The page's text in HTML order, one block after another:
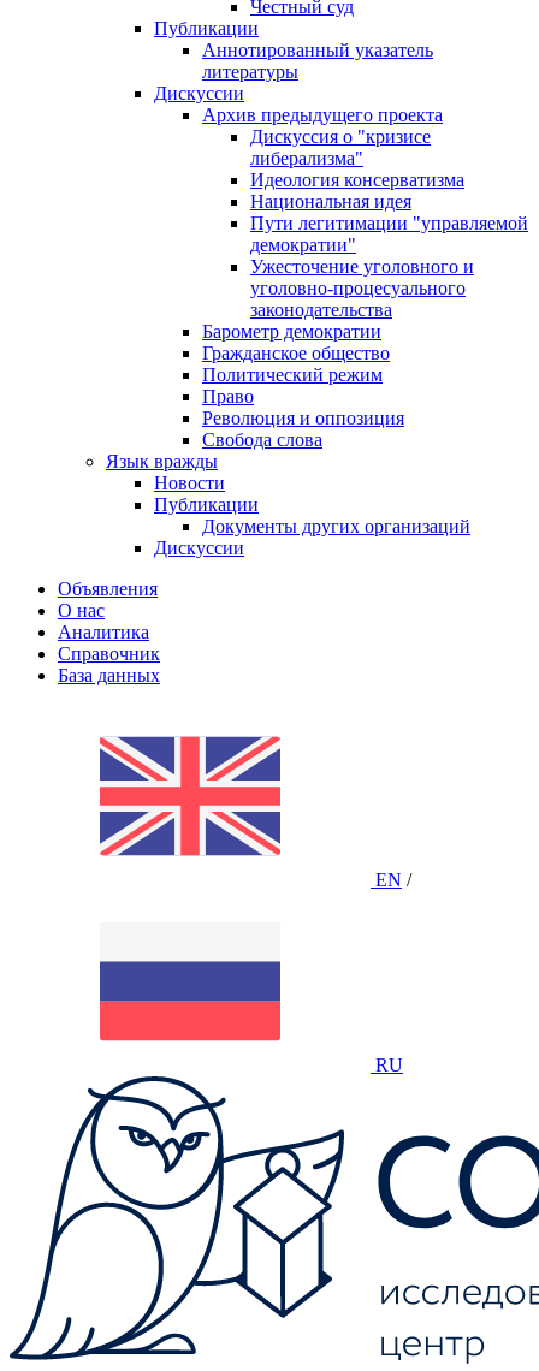
Честный суд
Публикации
Аннотированный указатель
литературы
Дискуссии
Архив предыдущего проекта
Дискуссия о "кризисе
либерализма"
Идеология консерватизма
Национальная идея
Пути легитимации "управляемой
демократии"
Ужесточение уголовного и
уголовно-процесуального
законодательства
Барометр демократии
Гражданское общество
Политический режим
Право
Революция и оппозиция
Свобода слова
Язык вражды
Новости
Публикации
Документы других организаций
Дискуссии
Объявления
О нас
Аналитика
Справочник
База данных
EN /
RU